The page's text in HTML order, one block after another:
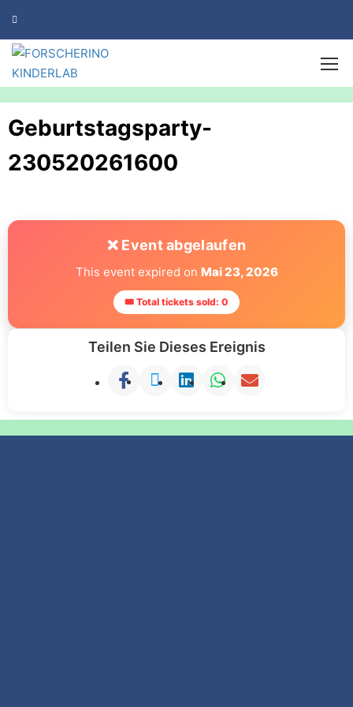
Geburtstagsparty-
230520261600
❌ Event abgelaufen
This event expired on Mai 23, 2026
🎟 Total tickets sold: 0
Teilen Sie Dieses Ereignis